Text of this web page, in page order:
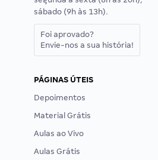
sábado (9h às 13h).
Foi aprovado?
Envie-nos a sua história!
PÁGINAS ÚTEIS
Depoimentos
Material Grátis
Aulas ao Vivo
Aulas Grátis